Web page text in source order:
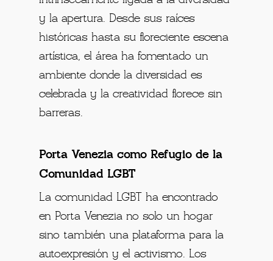
y la apertura. Desde sus raíces
históricas hasta su floreciente escena
artística, el área ha fomentado un
ambiente donde la diversidad es
celebrada y la creatividad florece sin
barreras.
Porta Venezia como Refugio de la
Comunidad LGBT
La comunidad LGBT ha encontrado
en Porta Venezia no solo un hogar
sino también una plataforma para la
autoexpresión y el activismo. Los